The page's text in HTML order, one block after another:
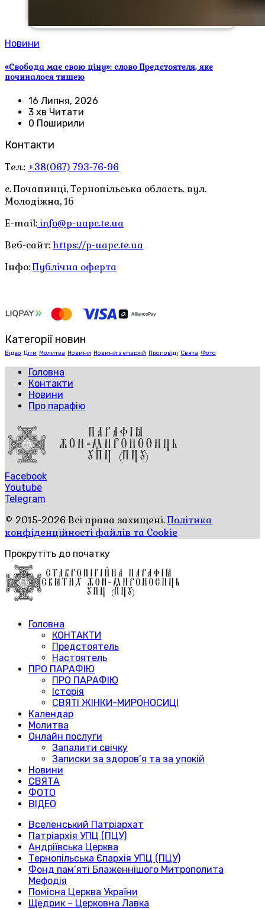
Новини
«Свобода має свою ціну»: слово Предстоятеля, яке
починалося тишею
16 Липня, 2026
3 хв Читати
0 Поширили
Контакти
Тел.: +38(067) 793-76-96
с. Почапинці, Тернопільська область. вул.
Молодіжна, 1б
E-mail: info@p-uapc.te.ua
Веб-сайт: https://p-uapc.te.ua
Інфо:Публічна оферта
Категорії новин
Відео Діти Молитва Новини Новини з єпархій Проповіді Свята Фото
Головна
Контакти
Новини
Про парафію
Facebook
Youtube
Telegram
© 2015-2026 Всі права захищені.Політика
конфіденційності файлів та Cookie
Прокрутіть до початку
Головна
КОНТАКТИ
Предстоятель
Настоятель
ПРО ПАРАФІЮ
ПРО ПАРАФІЮ
Історія
СВЯТІ ЖІНКИ-МИРОНОСИЦІ
Календар
Молитва
Онлайн послуги
Запалити свічку
Записки за здоров’я та за упокій
Новини
СВЯТА
ФОТО
ВІДЕО
Вселенський Патріархат
Патріархія УПЦ (ПЦУ)
Андріївська Церква
Тернопільська Єпархія УПЦ (ПЦУ)
Фонд пам’яті Блаженнішого Митрополита
Мефодія
Помісна Церква України
Щедрик – Церковна Лавка